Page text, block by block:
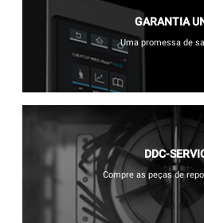
GARANTIA
Uma promessa de
DDC-
Compre as peças de